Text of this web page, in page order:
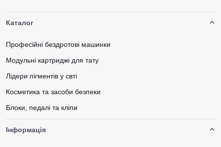
Каталог
Професійні бездротові машинки
Модульні картриджі для тату
Лідери пігментів у свті
Косметика та засоби безпеки
Блоки, педалі та кліпи
Інформація